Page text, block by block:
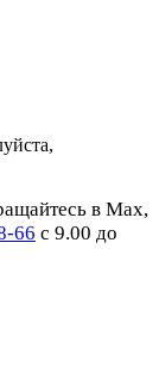
в Max,
66 с 9.00 до